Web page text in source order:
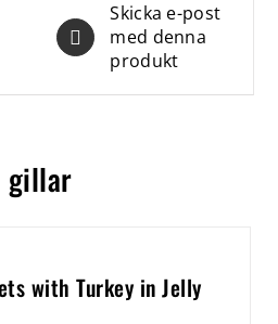
Skicka e-post
med denna
produkt
gillar
with Turkey in Jelly